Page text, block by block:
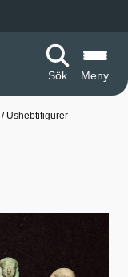
Sök
Meny
/ Ushebtifigurer